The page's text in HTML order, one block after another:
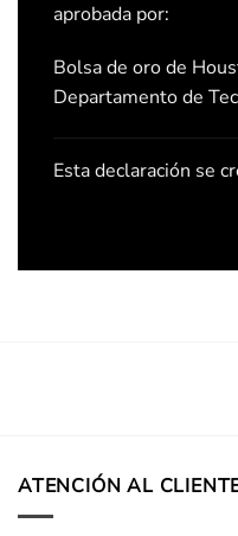
aprobada por:
Bolsa de oro de
Departamento de
Esta declaración se
ATENCIÓN AL